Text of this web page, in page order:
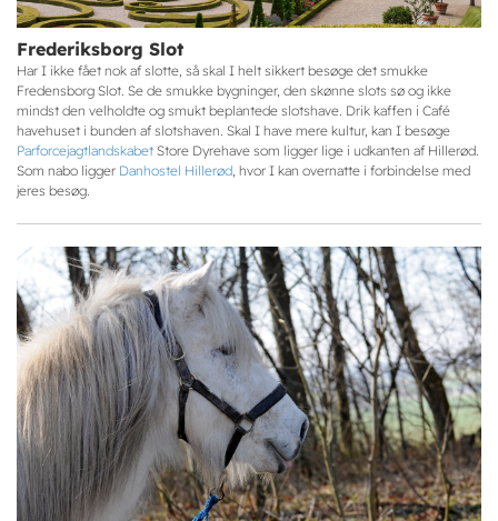
Frederiksborg Slot
Har I ikke fået nok af slotte, så skal I helt sikkert besøge det smukke
Fredensborg Slot. Se de smukke bygninger, den skønne slots sø og ikke
mindst den velholdte og smukt beplantede slotshave. Drik kaffen i Café
havehuset i bunden af slotshaven. Skal I have mere kultur, kan I besøge
Parforcejagtlandskabet Store Dyrehave som ligger lige i udkanten af Hillerød.
Som nabo ligger Danhostel Hillerød , hvor I kan overnatte i forbindelse med
jeres besøg.